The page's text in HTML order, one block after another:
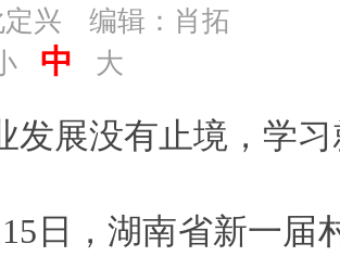
兴
编辑：肖拓
中 大
发展没有止境，学
日，湖南省新一届